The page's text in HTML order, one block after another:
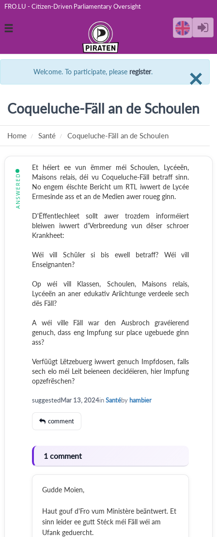
FRO.LU - Citizen-Driven Parliamentary Oversight
Toggle
×
Welcome. To participate, please register.
Coqueluche-Fäll an de Schoulen
Home Santé Coqueluche-Fäll an de Schoulen
ANSWERED
Et héiert ee vun ëmmer méi Schoulen, Lycéeën,
Maisons relais, déi vu Coqueluche-Fäll betraff sinn.
No engem éischte Bericht um RTL iwwert de Lycée
Ermesinde ass et an de Medien awer roueg ginn.
D'Ëffentlechleet sollt awer trozdem informéiert
bleiwen iwwert d'Verbreedung vun dëser schroer
Krankheet:
Wéi vill Schüler si bis ewell betraff? Wéi vill
Enseignanten?
Op wéi vill Klassen, Schoulen, Maisons relais,
Lycéeën an aner edukativ Ariichtunge verdeele sech
dës Fäll?
A wéi ville Fäll war den Ausbroch gravéierend
genuch, dass eng Impfung sur place ugebuede ginn
ass?
Verfüügt Lëtzebuerg iwwert genuch Impfdosen, falls
sech elo méi Leit beieneen decidéieren, hier Impfung
opzefrëschen?
suggestedMar 13, 2024inSantéby hambier
comment
1 comment
Gudde Moien,
Haut gouf d'Fro vum Ministère beäntwert. Et
sinn leider ee gutt Stéck méi Fäll wéi am
Ufank geduercht.